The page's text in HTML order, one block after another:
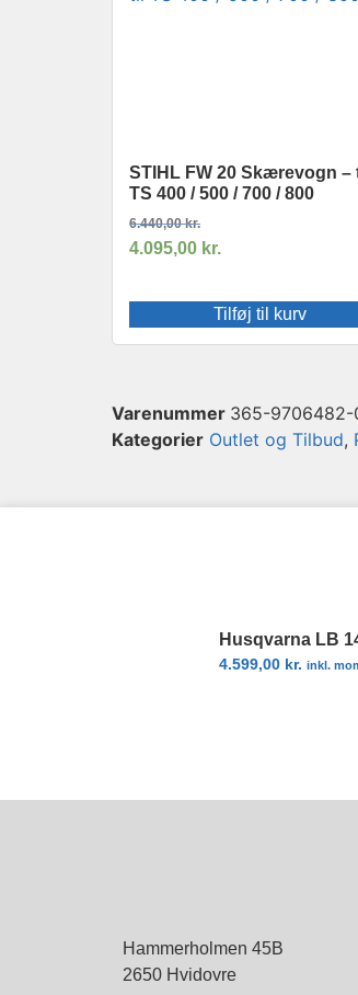
STIHL FW 20 Skærevogn –
TS 400 / 500 / 700 / 800
6.440,00kr.
4.095,00 kr.
Tilføj til kurv
Varenummer 365-9706482-
Kategorier Outlet og Tilbud,
Husqvarna LB
4.599,00 kr. inkl.
Hammerholmen 45B
2650 Hvidovre